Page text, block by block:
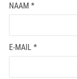
NAAM *
E-MAIL *